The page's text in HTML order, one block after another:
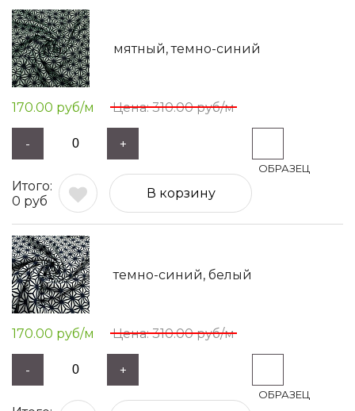
мятный, темно-синий
170.00 руб/м 310.00руб/м
- +
0 руб
В корзину
темно-синий, белый
170.00 руб/м 310.00руб/м
- +